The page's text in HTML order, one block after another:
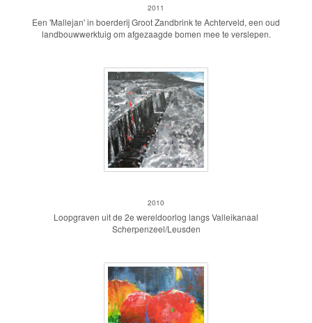
2011
Een 'Mallejan' in boerderij Groot Zandbrink te Achterveld, een oud
landbouwwerktuig om afgezaagde bomen mee te verslepen.
2010
Loopgraven uit de 2e wereldoorlog langs Valleikanaal
Scherpenzeel/Leusden